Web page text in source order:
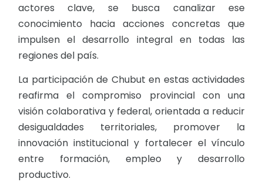
actores clave, se busca canalizar ese
conocimiento hacia acciones concretas que
impulsen el desarrollo integral en todas las
regiones del país.
La participación de Chubut en estas actividades
reafirma el compromiso provincial con una
visión colaborativa y federal, orientada a reducir
desigualdades territoriales, promover la
innovación institucional y fortalecer el vínculo
entre formación, empleo y desarrollo
productivo.